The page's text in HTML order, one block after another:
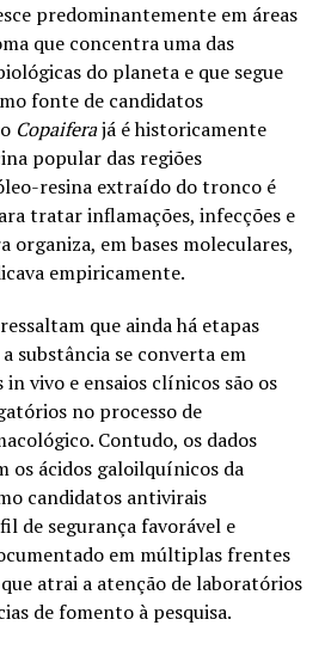
predominantemente em áreas
que concentra uma das
do planeta e que segue
fonte de candidatos
Copaiferajá é historicamente
popular das regiões
resina extraído do tronco é
tratar inflamações, infecções e
organiza, em bases moleculares,
empiricamente.
que ainda há etapas
substância se converta em
in vivo e ensaios clínicos são os
no processo de
Contudo, os dados
os ácidos galoilquínicos da
candidatos antivirais
de segurança favorável e
em múltiplas frentes
atrai a atenção de laboratórios
de fomento à pesquisa.